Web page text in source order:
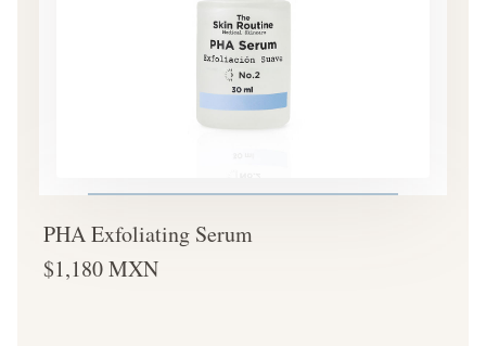
PHA Exfoliating Serum
$1,180 MXN